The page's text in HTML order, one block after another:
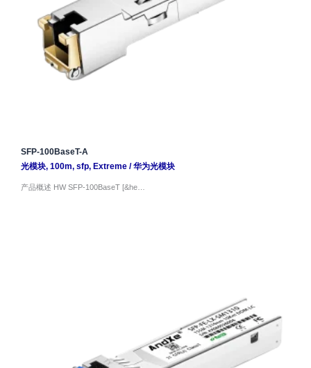
SFP-100BaseT-A
光模块, 100m, sfp, Extreme/华为光模块
产品概述 HW SFP-100BaseT [&he…